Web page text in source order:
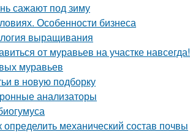
сажают под зиму
Особенности бизнеса
выращивания
от муравьев на участке навсегда!
муравьев
в новую подборку
анализаторы
механический состав почвы